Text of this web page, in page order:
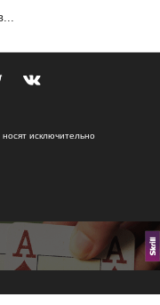
исключительно